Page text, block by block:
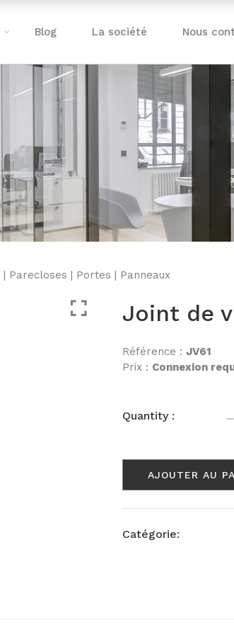
Blog La société Nous
| Parecloses | Portes | Panneaux
Joint de
Référence : JV61
Prix : Connexion
Quantity :
AJOUTER AU
Catégorie: